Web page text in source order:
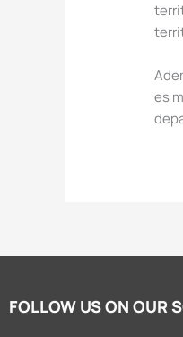
es
FOLLOW US ON OUR